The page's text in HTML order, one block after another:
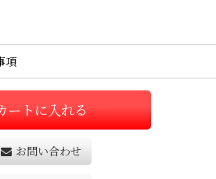
項
ートに入れる
お問い合わせ